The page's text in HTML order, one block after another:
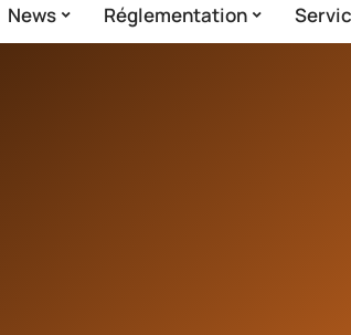
News Réglementation